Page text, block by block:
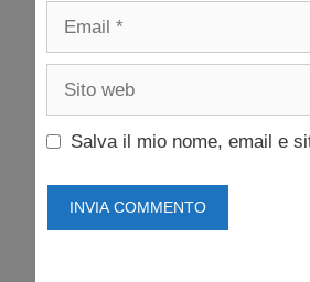
Email
Sito
Salva il mio nome, email e